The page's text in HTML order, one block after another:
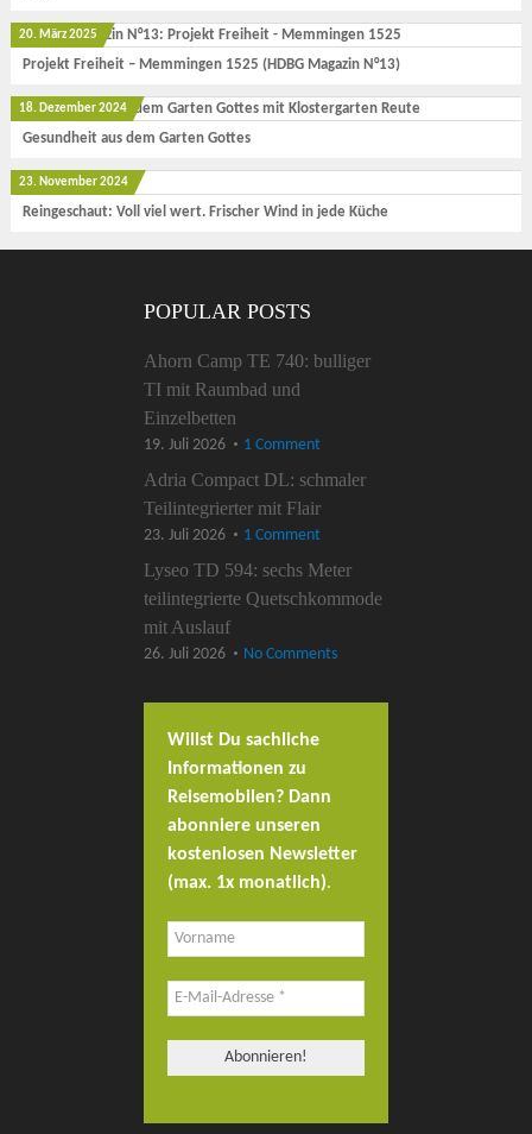
20. März 2025
Projekt Freiheit – Memmingen 1525 (HDBG Magazin N°13)
18. Dezember 2024
Gesundheit aus dem Garten Gottes
23. November 2024
Reingeschaut: Voll viel wert. Frischer Wind in jede Küche
POPULAR POSTS
Ahorn Camp TE 740: bulliger
TI mit Raumbad und
Einzelbetten
19. Juli 2026 1 Comment
Adria Compact DL: schmaler
Teilintegrierter mit Flair
23. Juli 2026 1 Comment
Lyseo TD 594: sechs Meter
teilintegrierte Quetschkommode
mit Auslauf
26. Juli 2026 No Comments
Willst Du sachliche
Informationen zu
Reisemobilen? Dann
abonniere unseren
kostenlosen Newsletter
(max. 1x monatlich).